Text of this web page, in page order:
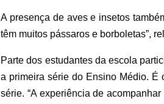
A presença de aves e insetos
têm muitos pássaros e borboletas”,
Parte dos estudantes da escola
a primeira série do Ensino Médio. É
série. “A experiência de